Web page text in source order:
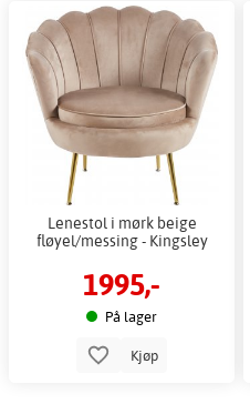
Lenestol i mørk beige
fløyel/messing - Kingsley
1995,-
På lager
Kjøp